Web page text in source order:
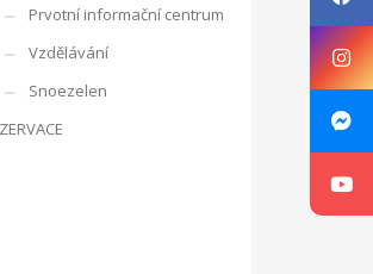
obdobrníky a lidmi z
apod. V rámci projektu je
v ČR, v organizaci RC
Prvotní informační centrum
Vzdělávání
Snoezelen